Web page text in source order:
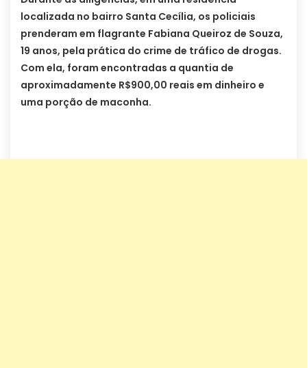
localizada no bairro Santa Cecília, os policiais
prenderam em flagrante Fabiana Queiroz de Souza,
19 anos, pela prática do crime de tráfico de drogas.
Com ela, foram encontradas a quantia de
aproximadamente R$900,00 reais em dinheiro e
uma porção de maconha.